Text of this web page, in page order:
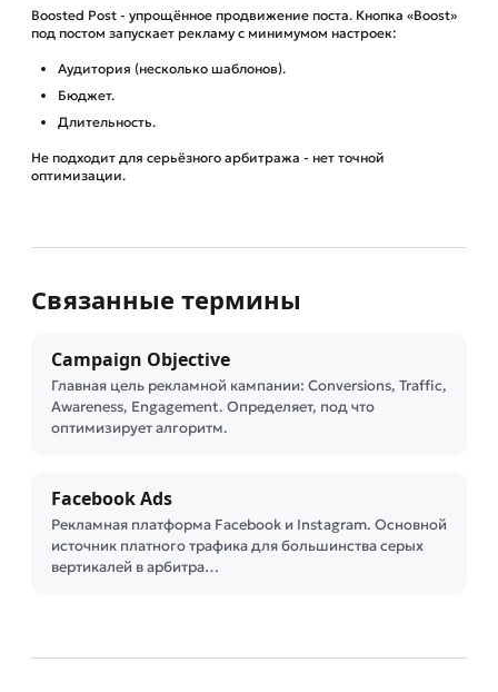
Boosted Post - упрощённое продвижение поста. Кнопка «Boost»
под постом запускает рекламу с минимумом настроек:
Аудитория (несколько шаблонов).
Бюджет.
Длительность.
Не подходит для серьёзного арбитража - нет точной
оптимизации.
Связанные термины
Campaign Objective
Главная цель рекламной кампании: Conversions, Traffic,
Awareness, Engagement. Определяет, под что
оптимизирует алгоритм.
Facebook Ads
Рекламная платформа Facebook и Instagram. Основной
источник платного трафика для большинства серых
вертикалей в арбитра…